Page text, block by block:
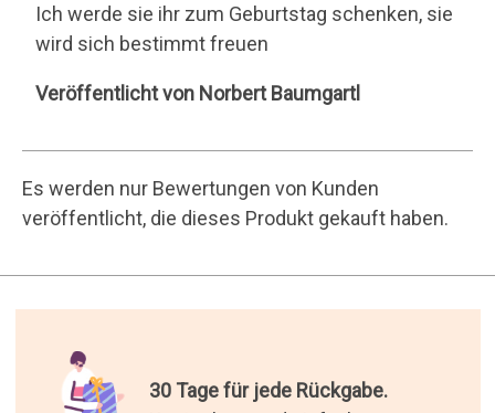
Rückgabe
16 Jahre Geschenke
versenden.